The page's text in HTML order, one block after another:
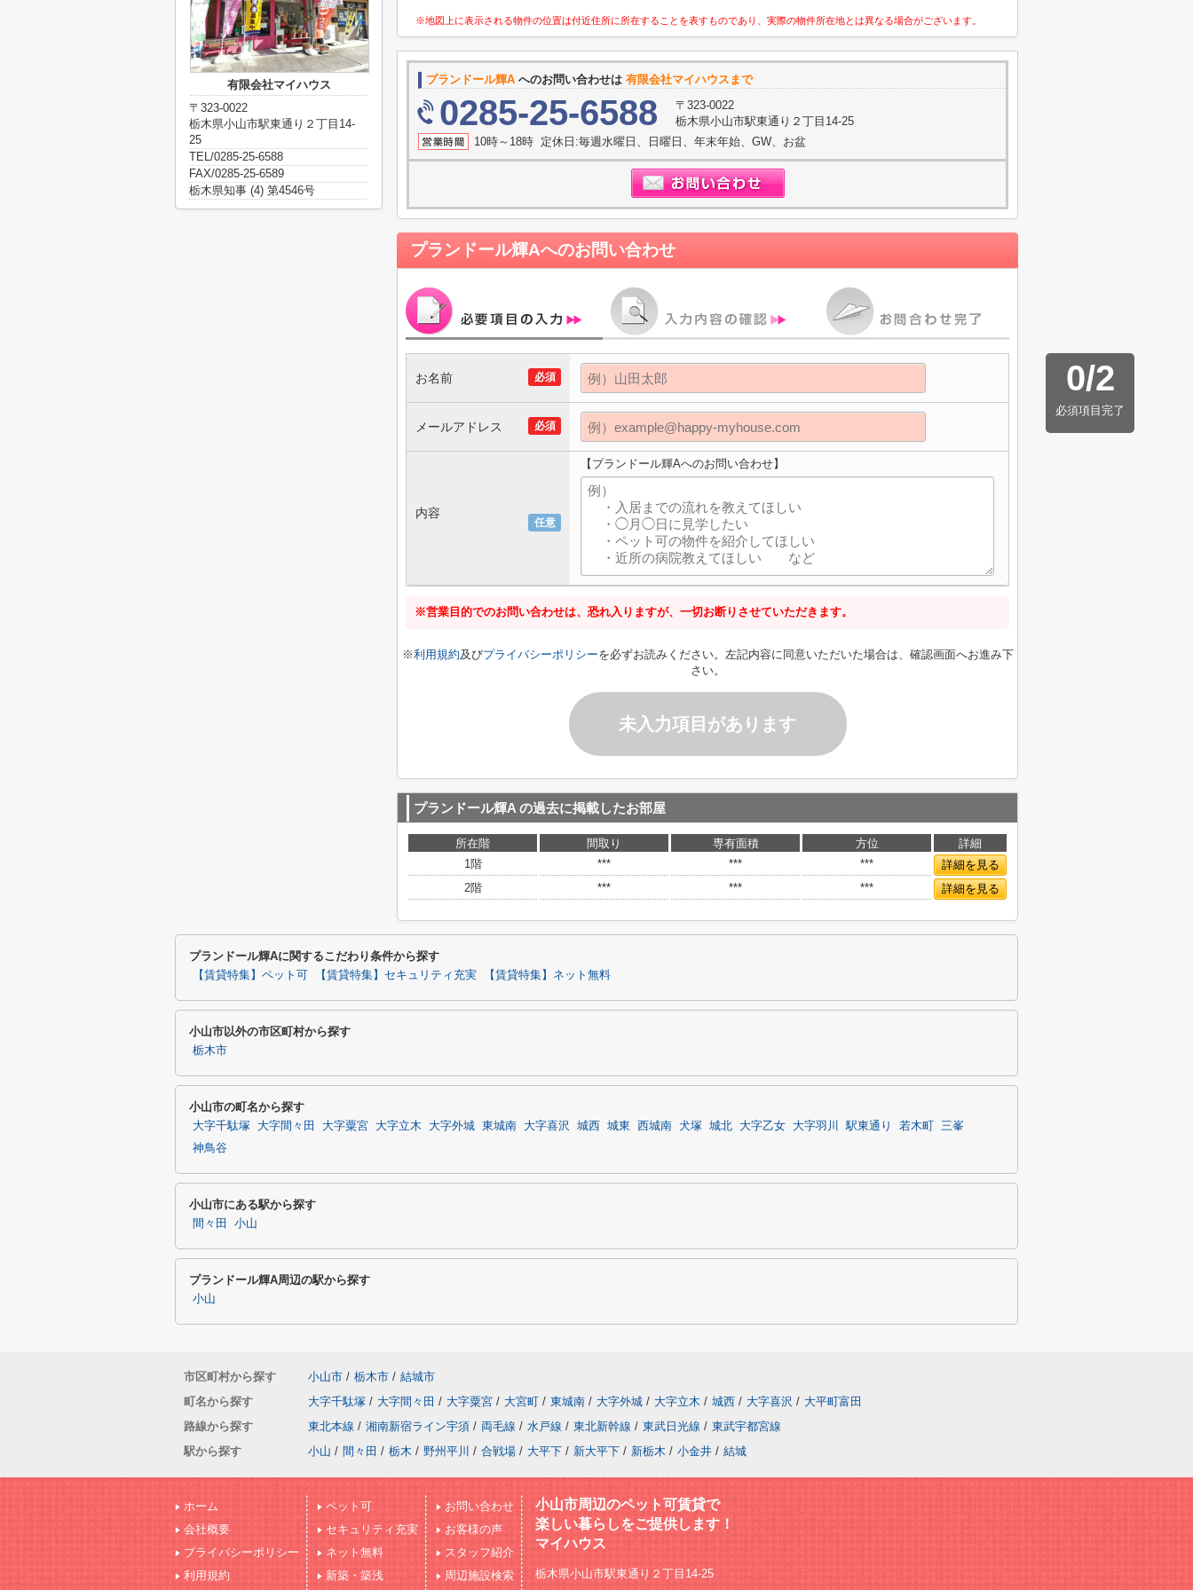
※地図上に表示される物件の位置は付近住所に所在することを表すものであり、実際の物件所在地とは異なる場合がございます。
プランドール輝A へのお問い合わせは 有限会社マイハウスまで
0285-25-6588
〒323-0022
栃木県小山市駅東通り２丁目14-25
10時～18時 定休日:毎週水曜日、日曜日、年末年始、GW、お盆
プランドール輝Aへのお問い合わせ
0/2
必須項目完了
必須
お名前
必須
メールアドレス
任意
内容
【プランドール輝Aへのお問い合わせ】
※営業目的でのお問い合わせは、恐れ入りますが、一切お断りさせていただきます。
※利用規約及びプライバシーポリシーを必ずお読みください。左記内容に同意いただいた場合は、確認画面へお進み下
さい。
未入力項目があります
プランドール輝A の過去に掲載したお部屋
所在階 間取り 専有面積 方位
詳細
1階
*** *** ***
詳細を見る
2階
*** *** *** 詳細を見る
有限会社マイハウス
〒323-0022
栃木県小山市駅東通り２丁目14-
25
TEL/0285-25-6588
FAX/0285-25-6589
栃木県知事 (4) 第4546号
プランドール輝Aに関するこだわり条件から探す
【賃貸特集】ペット可 【賃貸特集】セキュリティ充実 【賃貸特集】ネット無料
小山市以外の市区町村から探す
栃木市
小山市の町名から探す
大字千駄塚 大字間々田 大字粟宮 大字立木 大字外城 東城南 大字喜沢 城西 城東 西城南 犬塚 城北 大字乙女 大字羽川 駅東通り 若木町
三峯
神鳥谷
小山市にある駅から探す
間々田 小山
プランドール輝A周辺の駅から探す
小山
市区町村から探す 小山市 / 栃木市 / 結城市
町名から探す
大字千駄塚 / 大字間々田 / 大字粟宮 / 大宮町 / 東城南 / 大字外城 / 大字立木 / 城西 / 大字喜沢 / 大平町富田
路線から探す
東北本線 / 湘南新宿ライン宇須 / 両毛線 / 水戸線 / 東北新幹線 / 東武日光線 / 東武宇都宮線
駅から探す
小山 / 間々田 / 栃木 / 野州平川 / 合戦場 / 大平下 / 新大平下 / 新栃木 / 小金井 / 結城
ホーム
会社概要
プライバシーポリシー
利用規約
ペット可
セキュリティ充実
ネット無料
新築・築浅
お問い合わせ
お客様の声
スタッフ紹介
周辺施設検索
小山市周辺のペット可賃貸で
楽しい暮らしをご提供します！
マイハウス
栃木県小山市駅東通り２丁目14-25